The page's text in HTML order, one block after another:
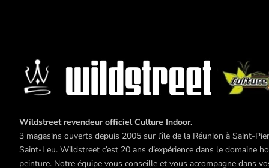
Wildstreet revendeur officiel Culture Indoor.
3 magasins ouverts depuis 2005 sur l’île de la Réunion à Saint-
Saint-Leu. Wildstreet c’est 20 ans d’expérience dans le domaine
peinture. Notre équipe vous conseille et vous accompagne dans